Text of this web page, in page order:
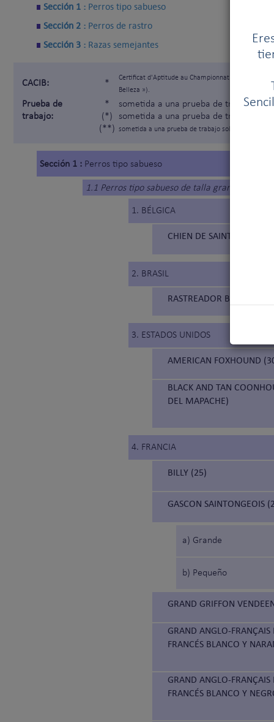
Sección 1 : Perros tipo sabueso
Sección 2 : Perros de rastro
Sección 3 : Razas semejantes
CACIB: *
Certificat d'Aptitude au Championnat International
Belleza »).
Prueba de
trabajo:
*
(*)
(**)
sometida a una prueba de trabajo
sometida a una prueba de trabajo
sometida a una prueba de trabajo solamente para
Sección 1 : Perros tipo sabueso
1.1 Perros tipo sabueso de talla grande
1. BÉLGICA
CHIEN DE SAINT HUBERT
2. BRASIL
RASTREADOR
3. ESTADOS UNIDOS
AMERICAN FOXHOUND
BLACK AND TAN
DEL MAPACHE)
4. FRANCIA
BILLY (25)
GASCON SAINTONGEOIS
a) Grande
b) Pequeño
GRAND GRIFFON
GRAND ANGLO-
FRANCÉS BLANCO Y
GRAND ANGLO-
FRANCÉS BLANCO Y